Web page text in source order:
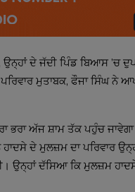
ਦੇ ਜੱਦੀ ਪਿੰਡ ਬਿਆਸ ’ਚ
ਮੁਤਾਬਕ, ਫੌਜਾ ਸਿੰਘ ਨੇ
ਭਰਾ ਅੱਜ ਸ਼ਾਮ ਤੱਕ ਪਹੁੰਚ
ਹਾਦਸੇ ਦੇ ਮੁਲਜ਼ਮ ਦਾ ਪਰਿਵਾਰ
ਉਨ੍ਹਾਂ ਦੱਸਿਆ ਕਿ ਮੁਲਜ਼ਮ